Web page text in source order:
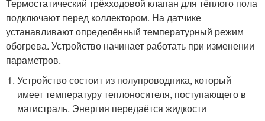
Термостатический трёхходовой клапан для тёплого пола
подключают перед коллектором. На датчике
устанавливают определённый температурный режим
обогрева. Устройство начинает работать при изменении
параметров.
Устройство состоит из полупроводника, который
имеет температуру теплоносителя, поступающего в
магистраль. Энергия передаётся жидкости